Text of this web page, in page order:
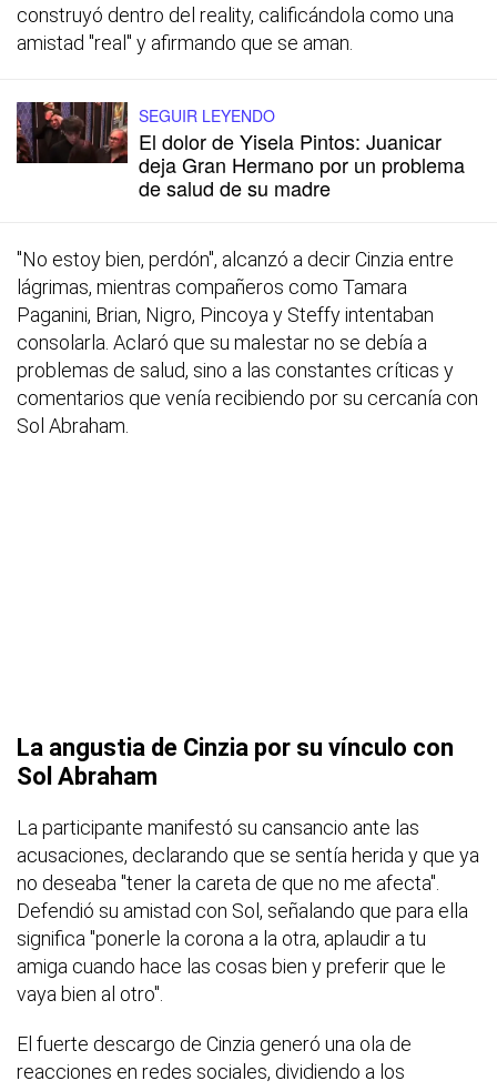
construyó dentro del reality, calificándola como una
amistad "real" y afirmando que se aman.
SEGUIR LEYENDO
El dolor de Yisela Pintos: Juanicar
deja Gran Hermano por un problema
de salud de su madre
"No estoy bien, perdón", alcanzó a decir Cinzia entre
lágrimas, mientras compañeros como Tamara
Paganini, Brian, Nigro, Pincoya y Steffy intentaban
consolarla. Aclaró que su malestar no se debía a
problemas de salud, sino a las constantes críticas y
comentarios que venía recibiendo por su cercanía con
Sol Abraham.
La angustia de Cinzia por su vínculo con
Sol Abraham
La participante manifestó su cansancio ante las
acusaciones, declarando que se sentía herida y que ya
no deseaba "tener la careta de que no me afecta".
Defendió su amistad con Sol, señalando que para ella
significa "ponerle la corona a la otra, aplaudir a tu
amiga cuando hace las cosas bien y preferir que le
vaya bien al otro".
El fuerte descargo de Cinzia generó una ola de
reacciones en redes sociales, dividiendo a los